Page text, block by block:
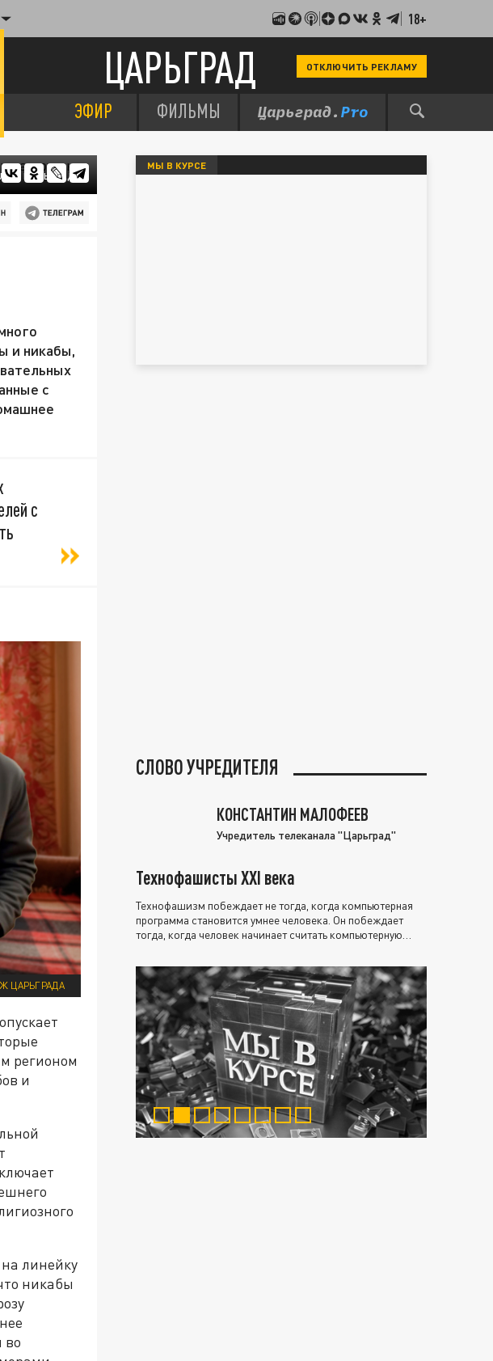
18+
ЦАРЬГРАД ОТКЛЮЧИТЬ РЕКЛАМУ
ЭФИР ФИЛЬМЫ
ЦАРЬГРАДА
и никабы,
с
с
ЦАРЬГРАДА
регионом
и
линейку
никабы
во
МЫ В КУРСЕ
СЛОВО УЧРЕДИТЕЛЯ
КОНСТАНТИН МАЛОФЕЕВ
Учредитель телеканала "Царьград"
Технофашисты XXI века
Технофашизм побеждает не тогда, когда компьютерная
программа становится умнее человека. Он побеждает
тогда, когда человек начинает считать компьютерную